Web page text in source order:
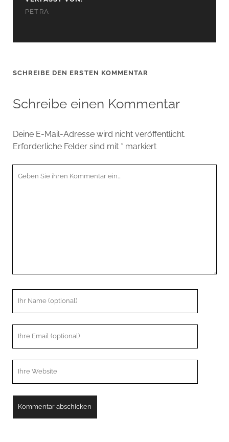
PETRA
SCHREIBE DEN ERSTEN KOMMENTAR
Schreibe einen Kommentar
Deine E-Mail-Adresse wird nicht veröffentlicht.
Erforderliche Felder sind mit * markiert